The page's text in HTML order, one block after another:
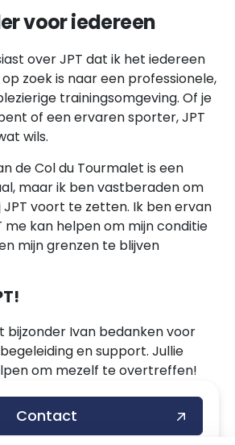
voor iedereen
over JPT dat ik het iedereen
zoek is naar een professionele,
trainingsomgeving. Of je
of een ervaren sporter, JPT
wils.
de Col du Tourmalet is een
maar ik ben vastberaden om
JPT voort te zetten. Ik ben ervan
me kan helpen om mijn conditie
mijn grenzen te blijven
bijzonder Ivan bedanken voor
en support. Jullie
om mezelf te overtreffen!
Contact